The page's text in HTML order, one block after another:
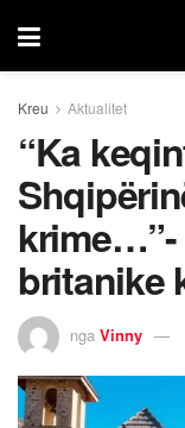
Kreu Aktualitet
“Ka
britanike
nga Vinny